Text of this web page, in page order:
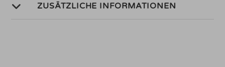
ZUSÄTZLICHE INFORMATIONEN